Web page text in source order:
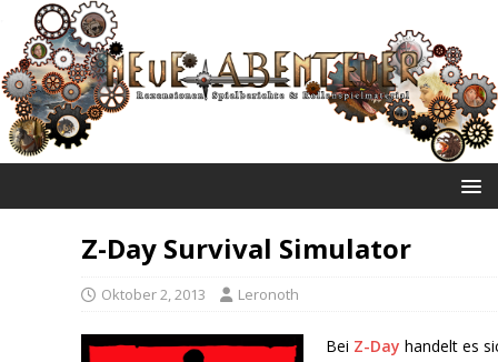
Z-Day Survival Simulator
Oktober 2, 2013 Leronoth
Bei Z-Day handelt es